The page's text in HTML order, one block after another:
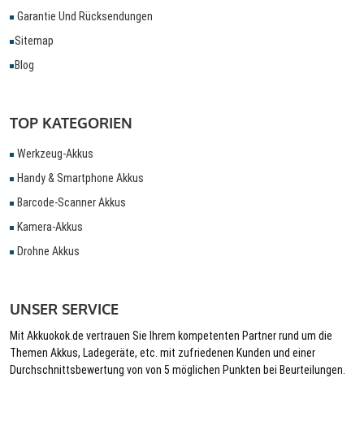
Garantie Und Rücksendungen
Sitemap
Blog
TOP KATEGORIEN
Werkzeug-Akkus
Handy & Smartphone Akkus
Barcode-Scanner Akkus
Kamera-Akkus
Drohne Akkus
UNSER SERVICE
Mit Akkuokok.de vertrauen Sie Ihrem kompetenten Partner rund um die
Themen Akkus, Ladegeräte, etc. mit zufriedenen Kunden und einer
Durchschnittsbewertung von von 5 möglichen Punkten bei Beurteilungen.